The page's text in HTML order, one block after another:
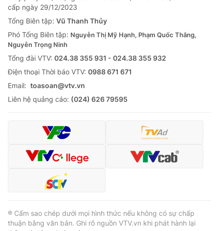
Hitech Công nghệ tương lai
Sản phẩm
Thị trường
Tư vấn
Giao lưu trực tuyến
Lịch phát sóng
Chuyên mục khác
Emagazine Podcast
Video Shorts video
VTV Money
VTV Sức khoẻ Bất động sản
cấp ngày 29/12/2023
Tổng Biên tập: Vũ Thanh Thủy
Phó Tổng Biên tập: Nguyễn Thị Mỹ Hạnh, Phạm Quốc Thắng,
Nguyễn Trọng Ninh
Tổng đài VTV: 024.38 355 931 - 024.38 355 932
Ðiện thoại Thời báo VTV: 0988 671 671
Email: toasoan@vtv.vn
Liên hệ quảng cáo: (024) 626 79595
® Cấm sao chép dưới mọi hình thức nếu không có sự chấp
thuận bằng văn bản. Ghi rõ nguồn VTV.vn khi phát hành lại